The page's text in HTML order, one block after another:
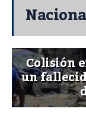
Colisión
un